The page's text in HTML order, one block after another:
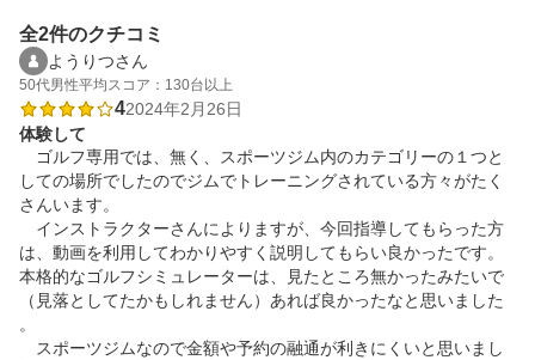
全2件のクチコミ
ようりつさん
50代男性平均スコア：130台以上
42024年2月26日
体験して
ゴルフ専用では、無く、スポーツジム内のカテゴリーの１つと
しての場所でしたのでジムでトレーニングされている方々がたく
さんいます。
インストラクターさんによりますが、今回指導してもらった方
は、動画を利用してわかりやすく説明してもらい良かったです。
本格的なゴルフシミュレーターは、見たところ無かったみたいで
（見落としてたかもしれません）あれば良かったなと思いました
。
スポーツジムなので金額や予約の融通が利きにくいと思いまし